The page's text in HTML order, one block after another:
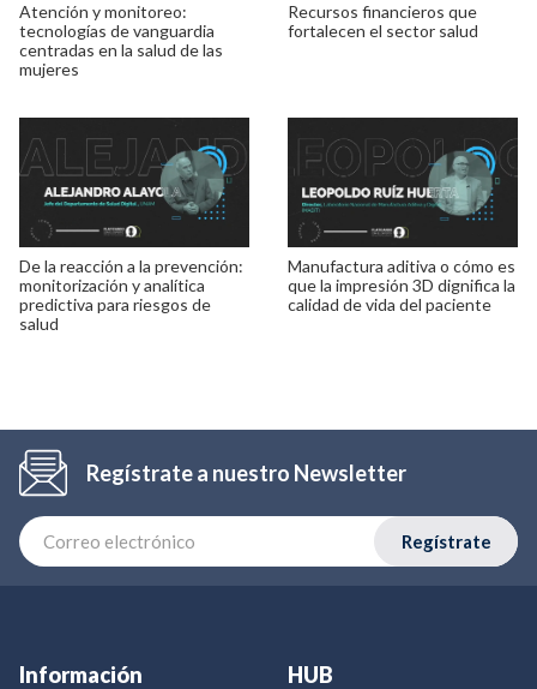
Atención y monitoreo:
tecnologías de vanguardia
centradas en la salud de las
mujeres
Recursos financieros que
fortalecen el sector salud
De la reacción a la prevención:
monitorización y analítica
predictiva para riesgos de
salud
Manufactura aditiva o cómo es
que la impresión 3D dignifica la
calidad de vida del paciente
Regístrate a nuestro Newsletter
Regístrate
Información HUB